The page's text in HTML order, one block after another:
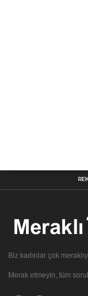
Biz kadınlar çok
Merak etmeyin, tüm